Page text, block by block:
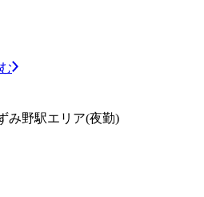
み野駅エリア(夜勤)